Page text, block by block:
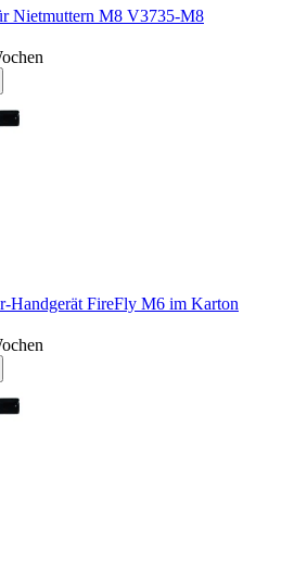
Nietmuttern M8 V3735-M8
Handgerät FireFly M6 im Karton